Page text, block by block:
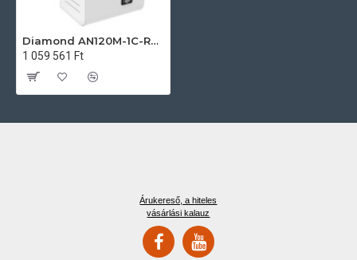
Diamond AN120M-1C-R2 Ipari hűtő kiegészítők
1 059 561 Ft
Árukereső, a hiteles
vásárlási kalauz